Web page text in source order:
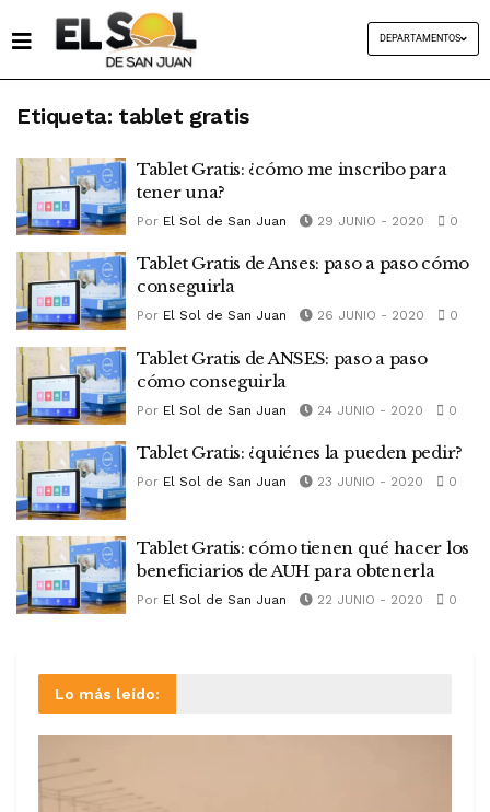
DEPARTAMENTOS
Etiqueta: tablet gratis
Tablet Gratis: ¿cómo me inscribo para
tener una?
Por El Sol de San Juan 29 JUNIO - 2020 0
Tablet Gratis de Anses: paso a paso cómo
conseguirla
Por El Sol de San Juan 26 JUNIO - 2020 0
Tablet Gratis de ANSES: paso a paso
cómo conseguirla
Por El Sol de San Juan 24 JUNIO - 2020 0
Tablet Gratis: ¿quiénes la pueden pedir?
Por El Sol de San Juan 23 JUNIO - 2020 0
Tablet Gratis: cómo tienen qué hacer los
beneficiarios de AUH para obtenerla
Por El Sol de San Juan 22 JUNIO - 2020 0
Lo más leído: